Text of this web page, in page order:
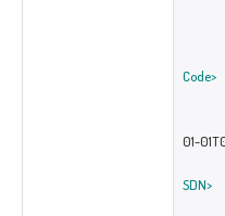
Code>
01-
SDN>